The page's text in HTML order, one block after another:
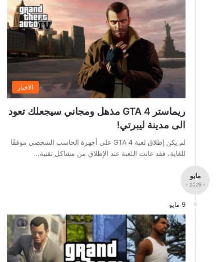
الاخبار
ريماستر GTA 4 مذهل ومجاني سيجعلك تعود
الى مدينة ليبرتي!
لم يكن إطلاق لعبة GTA 4 على أجهزة الحاسب الشخصي موفقًا
للغاية، فقد عانت اللعبة عند الإطلاق من مشاكل تقنية…
مايو
- 2025 -
9 مايو